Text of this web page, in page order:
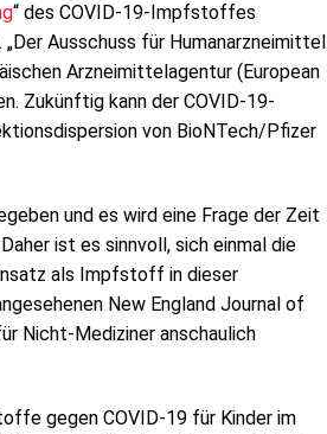
“ des COVID-19-Impfstoffes
Ausschuss für Humanarzneimittel
Arzneimittelagentur (European
Zukünftig kann der COVID-19-
von BioNTech/Pfizer
und es wird eine Frage der Zeit
ist es sinnvoll, sich einmal die
als Impfstoff in dieser
New England Journal of
Nicht-Mediziner anschaulich
gegen COVID-19 für Kinder im